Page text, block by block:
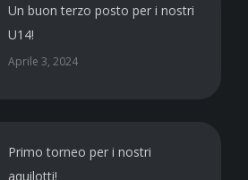
Un buon terzo posto per i nostri
U14!
Aprile 3, 2024
Primo torneo per i nostri
aquilotti!